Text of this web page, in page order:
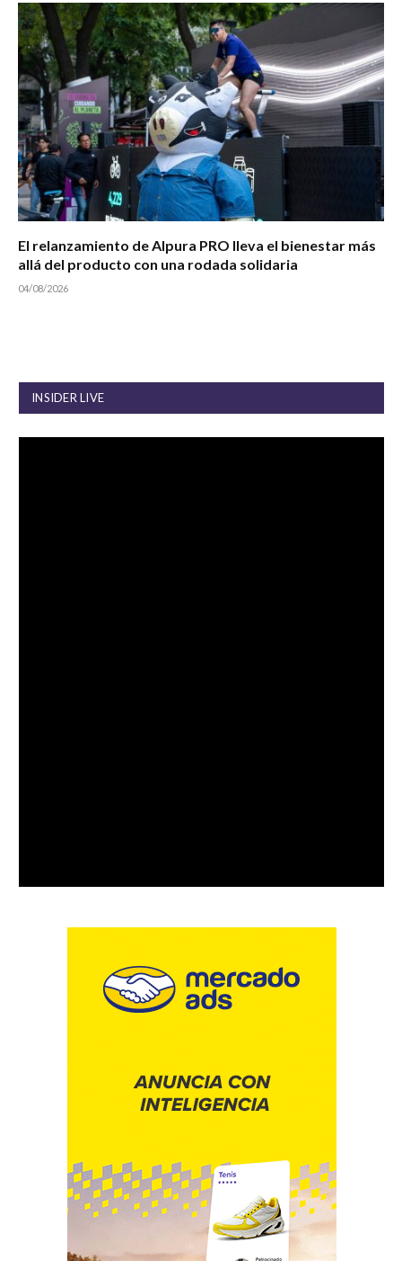
El relanzamiento de Alpura PRO lleva el bienestar más
allá del producto con una rodada solidaria
04/08/2026
INSIDER LIVE